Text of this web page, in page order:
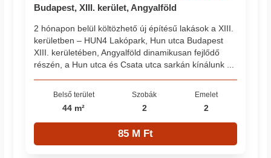
Budapest, XIII. kerület, Angyalföld
2 hónapon belül költözhető új építésű lakások a XIII.
kerületben – HUN4 Lakópark, Hun utca Budapest
XIII. kerületében, Angyalföld dinamikusan fejlődő
részén, a Hun utca és Csata utca sarkán kínálunk ...
Belső terület
44 m²
Szobák
2
Emelet
2
85 M Ft